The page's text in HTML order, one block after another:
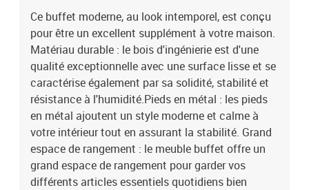
des portes permettent d'ouvrir facilement l'armoire de rangement.
Attention :Pour éviter qu'il ne bascule, ce produit doit être utilisé
avec le dispositif de fixation murale fourni.Couleur : chêne
sonomaMatériau : bois d'ingénierie, métalDimensions totales : 78
x 35,5 x 74,5 cm (L x l x H)Assemblage requis : ouiLegal
Documents:Vous trouverez ici plus de détails sur la façon
d'empêcher vos meubles de basculer
Ce buffet moderne, au look intemporel, est conçu
pour être un excellent supplément à votre maison.
Matériau durable : le bois d'ingénierie est d'une
qualité exceptionnelle avec une surface lisse et se
caractérise également par sa solidité, stabilité et
résistance à l'humidité.Pieds en métal : les pieds
en métal ajoutent un style moderne et calme à
votre intérieur tout en assurant la stabilité. Grand
espace de rangement : le meuble buffet offre un
grand espace de rangement pour garder vos
différents articles essentiels quotidiens bien